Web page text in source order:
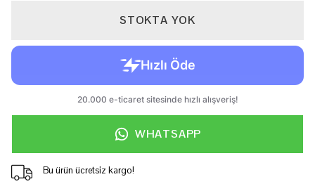
STOKTA YOK
WHATSAPP
Bu ürün ücretsiz kargo!